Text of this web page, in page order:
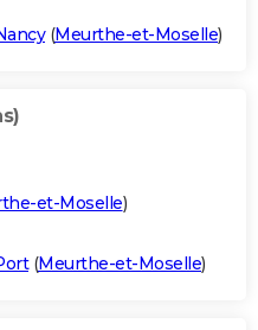
(Meurthe-et-Moselle)
et-Moselle)
(Meurthe-et-Moselle)